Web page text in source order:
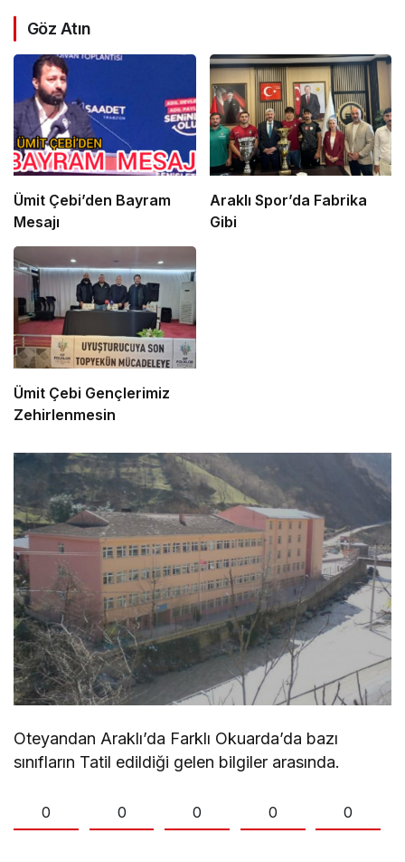
Göz Atın
Ümit Çebi’den Bayram
Mesajı
Araklı Spor’da Fabrika
Gibi
Ümit Çebi Gençlerimiz
Zehirlenmesin
Oteyandan Araklı’da Farklı Okuarda’da bazı
sınıfların Tatil edildiği gelen bilgiler arasında.
0 0 0 0 0